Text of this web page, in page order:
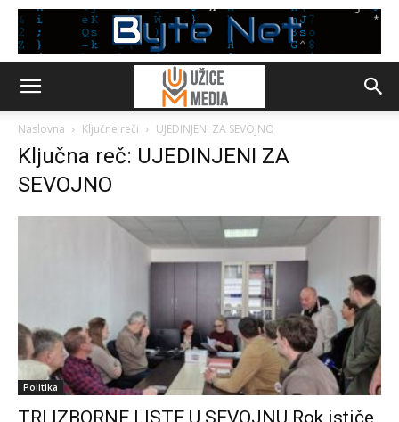
Naslovna Ključne reči UJEDINJENI ZA SEVOJNO
Ključna reč: UJEDINJENI ZA
SEVOJNO
Politika